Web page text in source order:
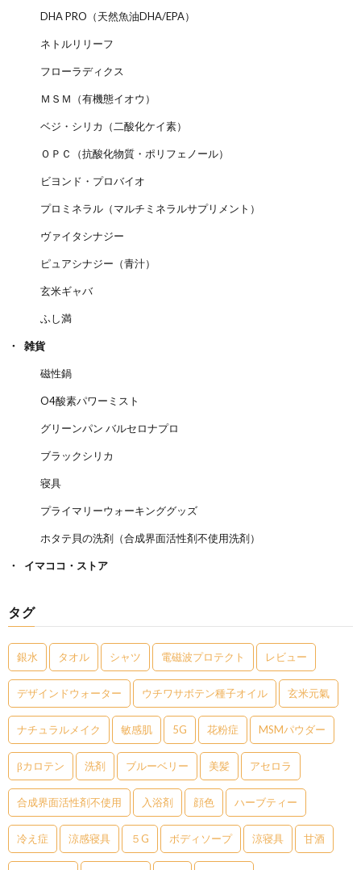
DHA PRO（天然魚油DHA/EPA）
ネトルリリーフ
フローラディクス
ＭＳＭ（有機態イオウ）
ベジ・シリカ（二酸化ケイ素）
ＯＰＣ（抗酸化物質・ポリフェノール）
ビヨンド・プロバイオ
プロミネラル（マルチミネラルサプリメント）
ヴァイタシナジー
ピュアシナジー（青汁）
玄米ギャバ
ふし満
雑貨
磁性鍋
O4酸素パワーミスト
グリーンパン バルセロナプロ
ブラックシリカ
寝具
プライマリーウォーキンググッズ
ホタテ貝の洗剤（合成界面活性剤不使用洗剤）
イマココ・ストア
タグ
銀水 タオル シャツ 電磁波プロテクト レビュー
デザインドウォーター ウチワサボテン種子オイル 玄米元氣
ナチュラルメイク 敏感肌 5G 花粉症 MSMパウダー
βカロテン 洗剤 ブルーベリー 美髪 アセロラ
合成界面活性剤不使用 入浴剤 顔色 ハーブティー
冷え症 涼感寝具 ５G ボディソープ 涼寝具 甘酒